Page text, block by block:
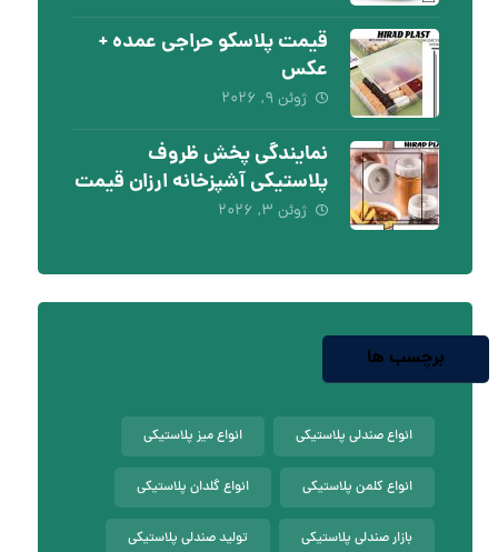
قیمت پلاسکو حراجی عمده +
عکس
ژوئن ۹, ۲۰۲۶
نمایندگی پخش ظروف
پلاستیکی آشپزخانه ارزان قیمت
ژوئن ۳, ۲۰۲۶
برچسب ها
انواع صندلی پلاستیکی انواع میز پلاستیکی
انواع کلمن پلاستیکی انواع گلدان پلاستیکی
بازار صندلی پلاستیکی تولید صندلی پلاستیکی